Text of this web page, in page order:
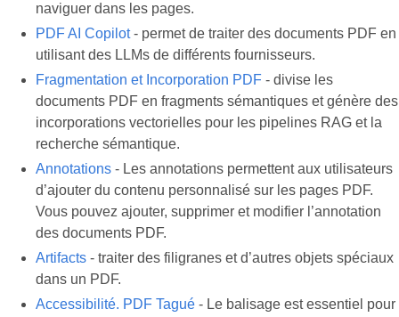
naviguer dans les pages.
PDF AI Copilot- permet de traiter des documents PDF en
utilisant des LLMs de différents fournisseurs.
Fragmentation et Incorporation PDF - divise les
documents PDF en fragments sémantiques et génère des
incorporations vectorielles pour les pipelines RAG et la
recherche sémantique.
Annotations - Les annotations permettent aux utilisateurs
d’ajouter du contenu personnalisé sur les pages PDF.
Vous pouvez ajouter, supprimer et modifier l’annotation
des documents PDF.
Artifacts - traiter des filigranes et d’autres objets spéciaux
dans un PDF.
Accessibilité. PDF Tagué - Le balisage est essentiel pour